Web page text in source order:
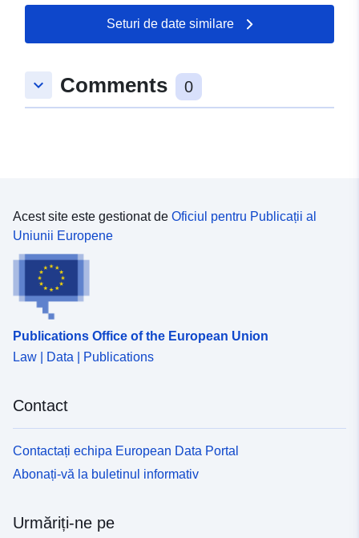
Seturi de date similare
keyboard_arrow_down Comments 0
Acest site este gestionat de Oficiul pentru Publicații al
Uniunii Europene
Publications Office of the European Union
Law | Data | Publications
Contact
Contactați echipa European Data Portal
Abonați-vă la buletinul informativ
Urmăriți-ne pe